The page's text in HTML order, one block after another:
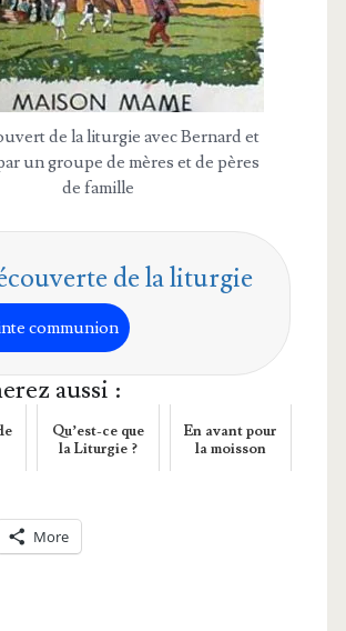
de la litur­gie avec Ber­nard et
un groupe de mères et de pères
de famille
de la liturgie
communion
aussi :
Qu’est-ce que
la Liturgie ?
En avant pour
la moisson
More